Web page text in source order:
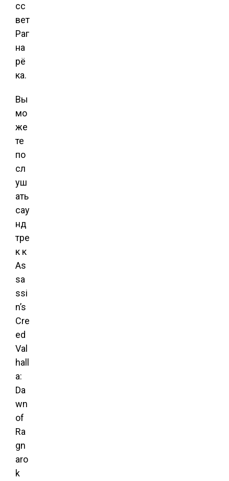
сс
вет
Раг
на
рё
ка.
Вы
мо
же
те
по
сл
уш
ать
сау
нд
тре
к к
As
sa
ssi
n’s
Cre
ed
Val
hall
a:
Da
wn
of
Ra
gn
aro
k